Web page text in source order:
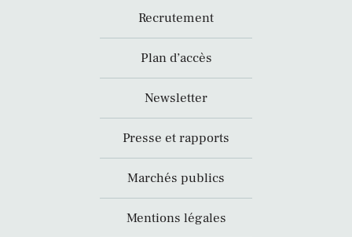
Recrutement
Plan d’accès
Newsletter
Presse et rapports
Marchés publics
Mentions légales